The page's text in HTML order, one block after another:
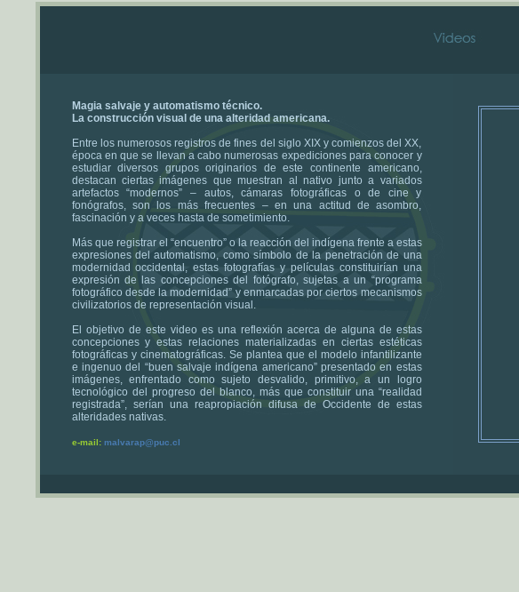
Magia salvaje y automatismo técnico.
La construcción visual de una alteridad americana.
Entre los numerosos registros de fines del siglo XIX y comienzos del XX,
época en que se llevan a cabo numerosas expediciones para conocer y
estudiar diversos grupos originarios de este continente americano,
destacan ciertas imágenes que muestran al nativo junto a variados
artefactos “modernos” – autos, cámaras fotográficas o de cine y
fonógrafos, son los más frecuentes – en una actitud de asombro,
fascinación y a veces hasta de sometimiento.
Más que registrar el “encuentro” o la reacción del indígena frente a estas
expresiones del automatismo, como símbolo de la penetración de una
modernidad occidental, estas fotografías y películas constituirían una
expresión de las concepciones del fotógrafo, sujetas a un “programa
fotográfico desde la modernidad” y enmarcadas por ciertos mecanismos
civilizatorios de representación visual.
El objetivo de este video es una reflexión acerca de alguna de estas
concepciones y estas relaciones materializadas en ciertas estéticas
fotográficas y cinematográficas. Se plantea que el modelo infantilizante
e ingenuo del “buen salvaje indígena americano” presentado en estas
imágenes, enfrentado como sujeto desvalido, primitivo, a un logro
tecnológico del progreso del blanco, más que constituir una “realidad
registrada”, serían una reapropiación difusa de Occidente de estas
alteridades nativas.
e-mail: malvarap@puc.cl